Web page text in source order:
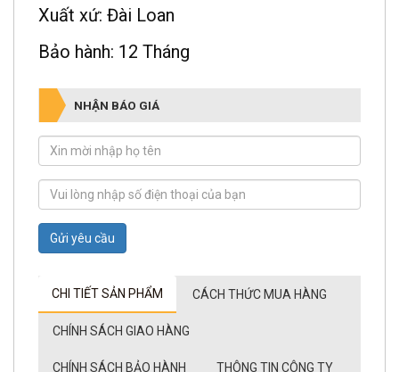
Xuất xứ: Đài Loan
Bảo hành: 12 Tháng
NHẬN BÁO GIÁ
Gửi yêu cầu
CHI TIẾT SẢN PHẨM CÁCH THỨC MUA HÀNG
CHÍNH SÁCH GIAO HÀNG
CHÍNH SÁCH BẢO HÀNH THÔNG TIN CÔNG TY